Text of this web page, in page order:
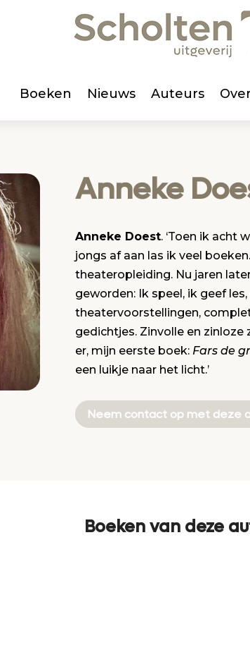
Boeken Nieuws Auteurs
Anneke
Anneke Doest. ‘Toen ik acht
jongs af aan las ik veel
theateropleiding. Nu jaren
geworden: Ik speel, ik geef
theatervoorstellingen,
gedichtjes. Zinvolle en zinloze
er, mijn eerste boek: Fars de
een luikje naar het licht.’
Neem contact op met deze
Boeken van deze